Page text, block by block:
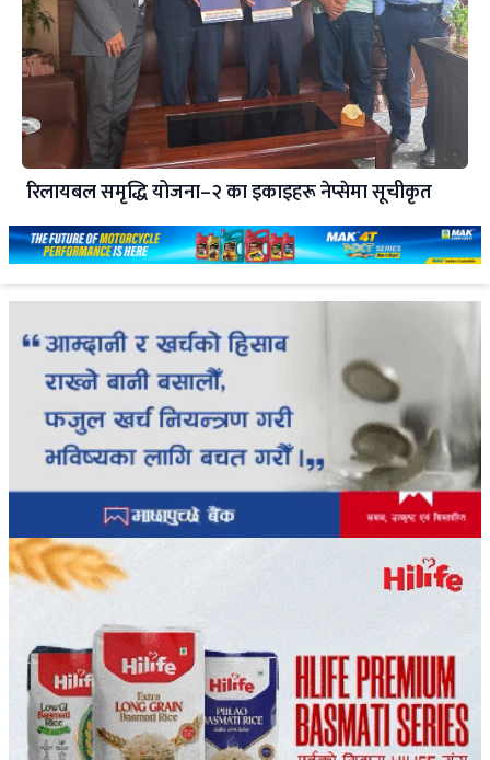
रिलायबल समृद्धि योजना–२ का इकाइहरू नेप्सेमा सूचीकृत